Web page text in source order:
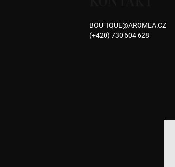
BOUTIQUE@AROMEA.CZ
(+420) 730 604 628